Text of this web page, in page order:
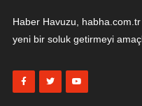
Haber Havuzu,
yeni bir soluk getirmeyi